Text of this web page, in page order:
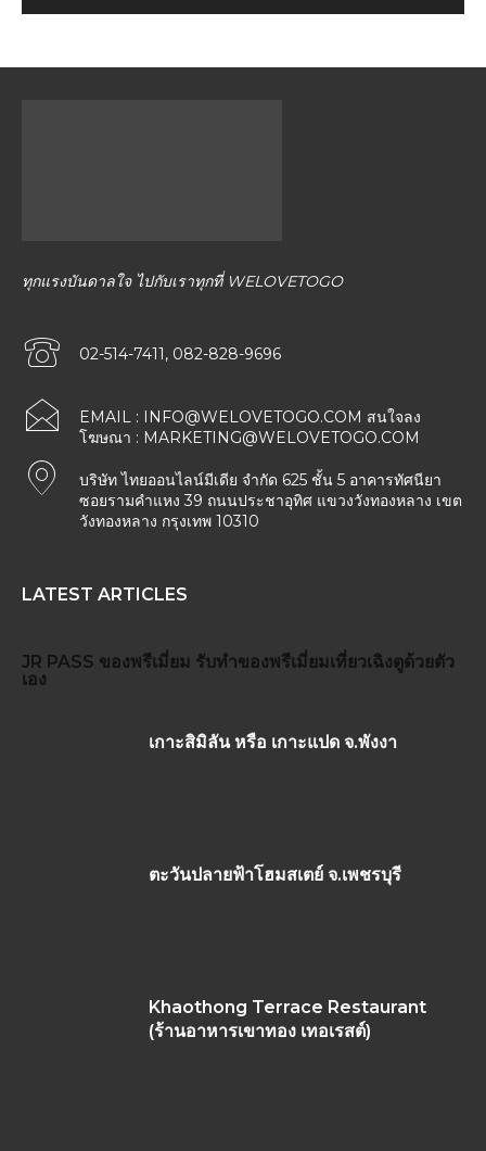
ทุกแรงบันดาลใจ ไปกับเราทุกที่ WELOVETOGO
02-514-7411, 082-828-9696
EMAIL : INFO@WELOVETOGO.COM สนใจลง
โฆษณา : MARKETING@WELOVETOGO.COM
บริษัท ไทยออนไลน์มีเดีย จำกัด 625 ชั้น 5 อาคารทัศนียา
ซอยรามคำแหง 39 ถนนประชาอุทิศ แขวงวังทองหลาง เขต
วังทองหลาง กรุงเทพ 10310
LATEST ARTICLES
JR PASS ของพรีเมี่ยม รับทำของพรีเมี่ยมเที่ยวเฉิงตูด้วยตัว
เอง
เกาะสิมิลัน หรือ เกาะแปด จ.พังงา
ตะวันปลายฟ้าโฮมสเตย์ จ.เพชรบุรี
Khaothong Terrace Restaurant
(ร้านอาหารเขาทอง เทอเรสต์)